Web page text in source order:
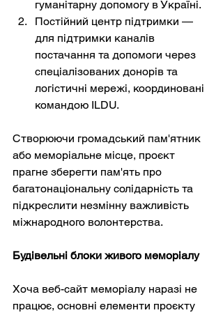
гуманітарну допомогу в Україні.
Постійний центр підтримки —
для підтримки каналів
постачання та допомоги через
спеціалізованих донорів та
логістичні мережі, координовані
командою ILDU.
Створюючи громадський пам'ятник
або меморіальне місце, проєкт
прагне зберегти пам'ять про
багатонаціональну солідарність та
підкреслити незмінну важливість
міжнародного волонтерства.
Будівельні блоки живого меморіалу
Хоча веб-сайт меморіалу наразі не
працює, основні елементи проєкту